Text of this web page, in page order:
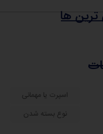
ها
اسپرت یا مهمانی
نوع بسته شدن